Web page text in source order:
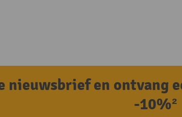
nieuwsbrief en ontvang
-10%²